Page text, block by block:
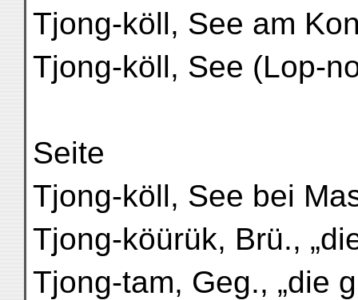
Tjong-köll, See am
Tjong-köll, See (Lop-
Seite
Tjong-köll, See bei
Tjong-köürük, Brü.,
Tjong-tam, Geg., „die